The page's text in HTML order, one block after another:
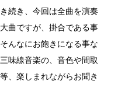
続き、今回は全曲を演奏
曲ですが、掛合である事
んなにお飽きになる事な
味線音楽の、音色や間取
、楽しまれながらお聞き